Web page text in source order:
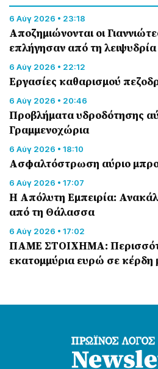
6 Αύγ 2026 • 23:18
Αποζημιώνονται οι
επλήγησαν από τη λειψυδρία
6 Αύγ 2026 • 22:12
Εργασίες καθαρισμού
6 Αύγ 2026 • 20:46
Προβλήματα υδροδότησης
Γραμμενοχώρια
6 Αύγ 2026 • 18:10
Ασφαλτόστρωση αύριο
6 Αύγ 2026 • 17:07
Η Απόλυτη Εμπειρία:
από τη Θάλασσα
6 Αύγ 2026 • 17:02
ΠΑΜΕ ΣΤΟΙΧΗΜΑ:
εκατομμύρια ευρώ σε κέρδη